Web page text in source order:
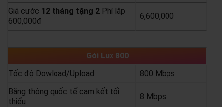
Giá cước 12 tháng tặng 2 Phí lắp
600,000đ
6,600,000
Gói Lux 800
Tốc độ Dowload/Upload
800 Mbps
Băng thông quốc tế cam kết tối
thiểu
8 Mbps